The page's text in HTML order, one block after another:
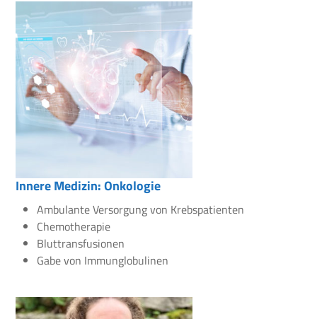
Innere Medizin: Onkologie
Ambulante Versorgung von Krebspatienten
Chemotherapie
Bluttransfusionen
Gabe von Immunglobulinen